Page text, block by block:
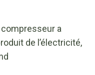
a
de l’électricité,